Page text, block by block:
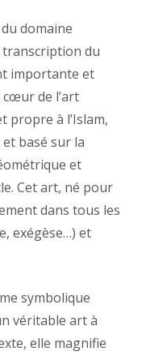
domaine
transcription du
importante et
de l’art
propre à l’Islam,
basé sur la
et
Cet art, né pour
dans tous les
exégèse…) et
symbolique
véritable art à
elle magnifie